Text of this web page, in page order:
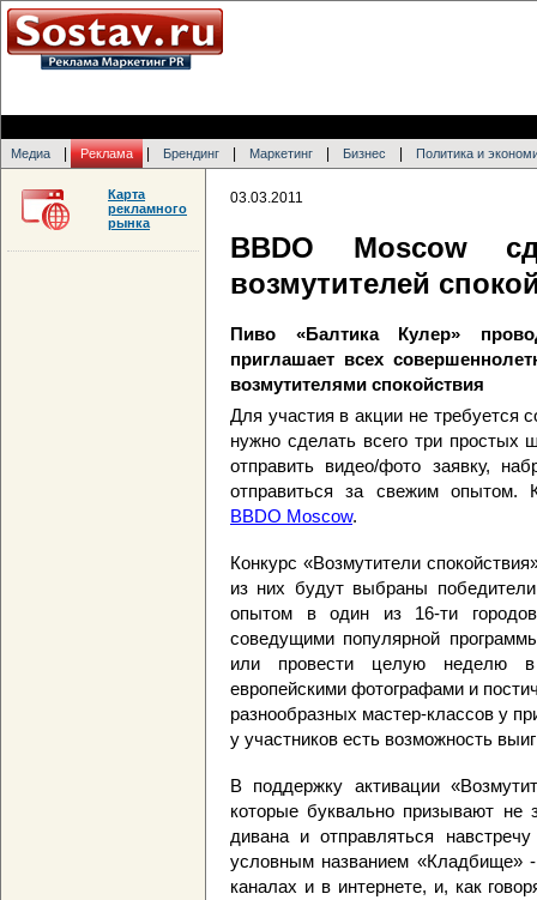
Медиа Реклама Брендинг Маркетинг Бизнес Политика и
03.03.2011
BBDO Moscow
возмутителей
Пиво «Балтика Кулер»
приглашает всех
возмутителями спокойствия
Для участия в акции не требуется
нужно сделать всего три простых
отправить видео/фото заявку,
отправиться за свежим опытом.
BBDO Moscow.
Конкурс «Возмутители
из них будут выбраны
опытом в один из 16-ти
соведущими популярной
или провести целую неделю
европейскими фотографами и
разнообразных мастер-классов у
у участников есть возможность
В поддержку активации
которые буквально призывают
дивана и отправляться
условным названием «Кладбище»
каналах и в интернете, и, как
Карта
рекламного
рынка